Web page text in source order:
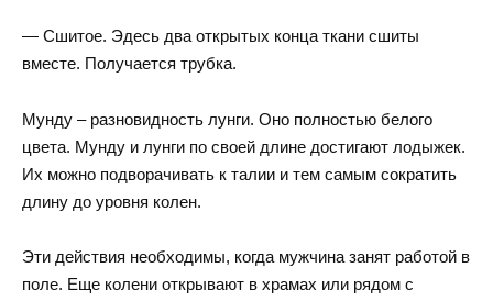
— Сшитое. Эдесь два открытых конца ткани сшиты
вместе. Получается трубка.
Мунду – разновидность лунги. Оно полностью белого
цвета. Мунду и лунги по своей длине достигают лодыжек.
Их можно подворачивать к талии и тем самым сократить
длину до уровня колен.
Эти действия необходимы, когда мужчина занят работой в
поле. Еще колени открывают в храмах или рядом с